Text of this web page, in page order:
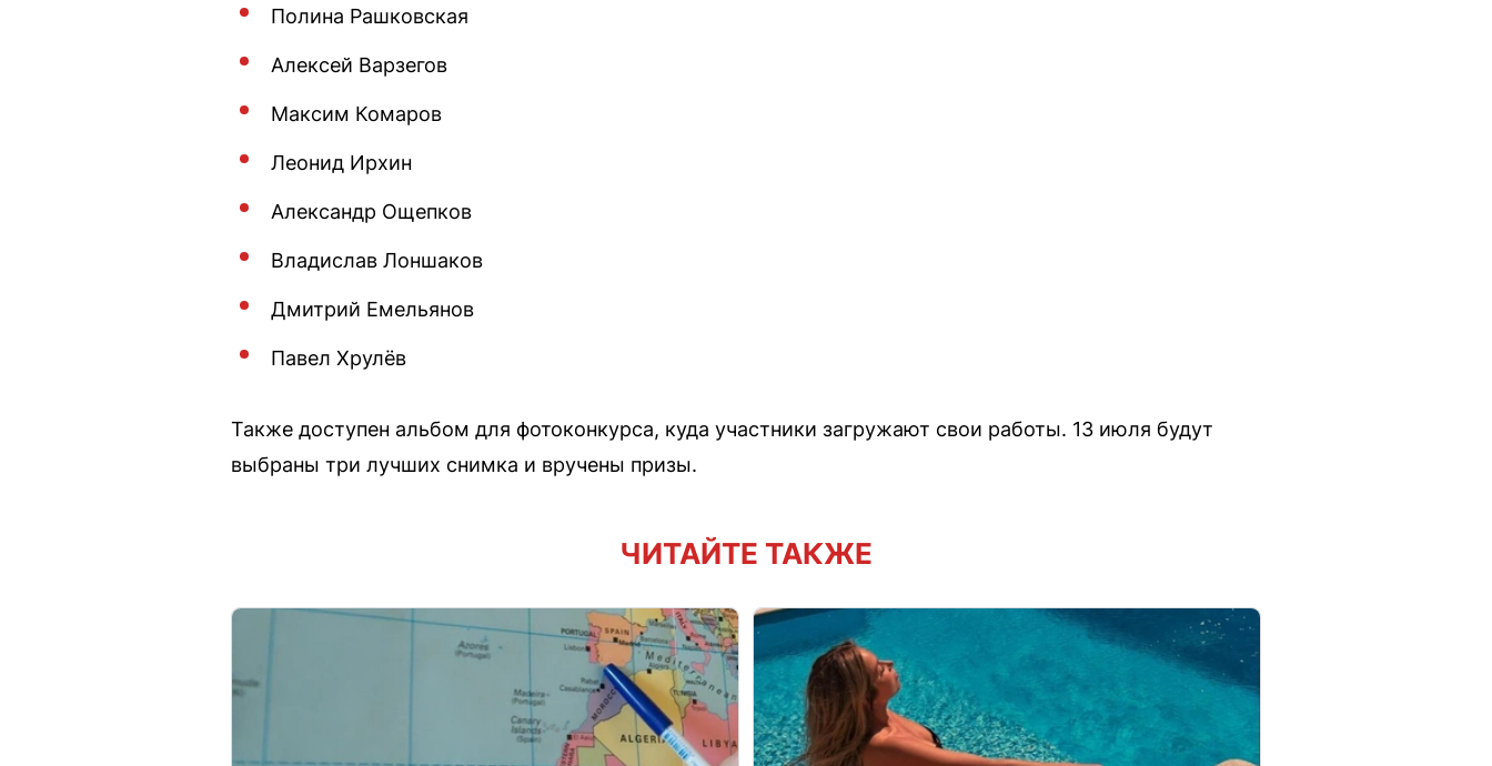
Полина Рашковская
Алексей Варзегов
Максим Комаров
Леонид Ирхин
Александр Ощепков
Владислав Лоншаков
Дмитрий Емельянов
Павел Хрулёв
Также доступен альбом для фотоконкурса, куда участники загружают свои работы. 13 июля будут
выбраны три лучших снимка и вручены призы.
ЧИТАЙТЕ ТАКЖЕ